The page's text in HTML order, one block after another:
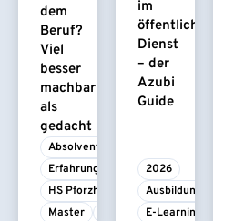
dem
Beruf?
Viel
besser
machbar
als
gedacht
Absolvent/-in
Erfahrungsbericht
HS Pforzheim
Master
im
öffentlichen
Dienst
– der
Azubi
Guide
2026
Ausbildung
E-Learning